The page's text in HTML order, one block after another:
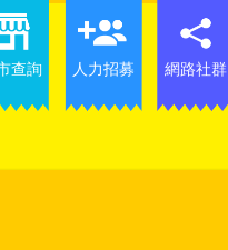
查詢 人力招募 網路社群